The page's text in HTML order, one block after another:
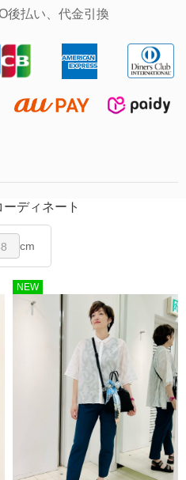
後払い、代金引換
ディネート
cm
NEW